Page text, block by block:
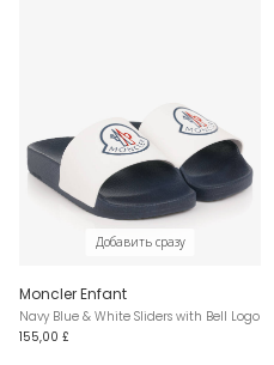
Добавить сразу
Moncler Enfant
Navy Blue & White Sliders with Bell Logo
155,00 £